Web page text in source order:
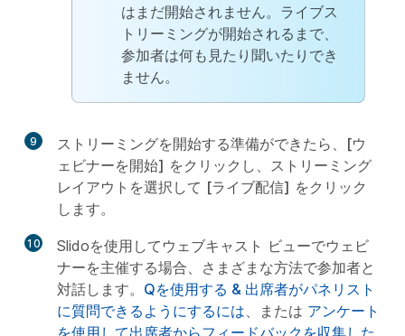
はまだ開始されません。ライブス
トリーミングが開始されるまで、
参加者は何も見たり聞いたりでき
ません。
9 ストリーミングを開始する準備ができたら、 [ウ
ェビナーを開始] をクリックし、ストリーミング
レイアウトを選択して [ライブ配信] をクリック
します。
10
Slidoを使用してウェブキャスト ビューでウェビ
ナーを主催する場合、さまざまな方法で参加者と
対話します。 Qを使用する & 出席者がパネリスト
に質問できるようにするには、または アンケート
を使用して出席者からフィードバックを収集した